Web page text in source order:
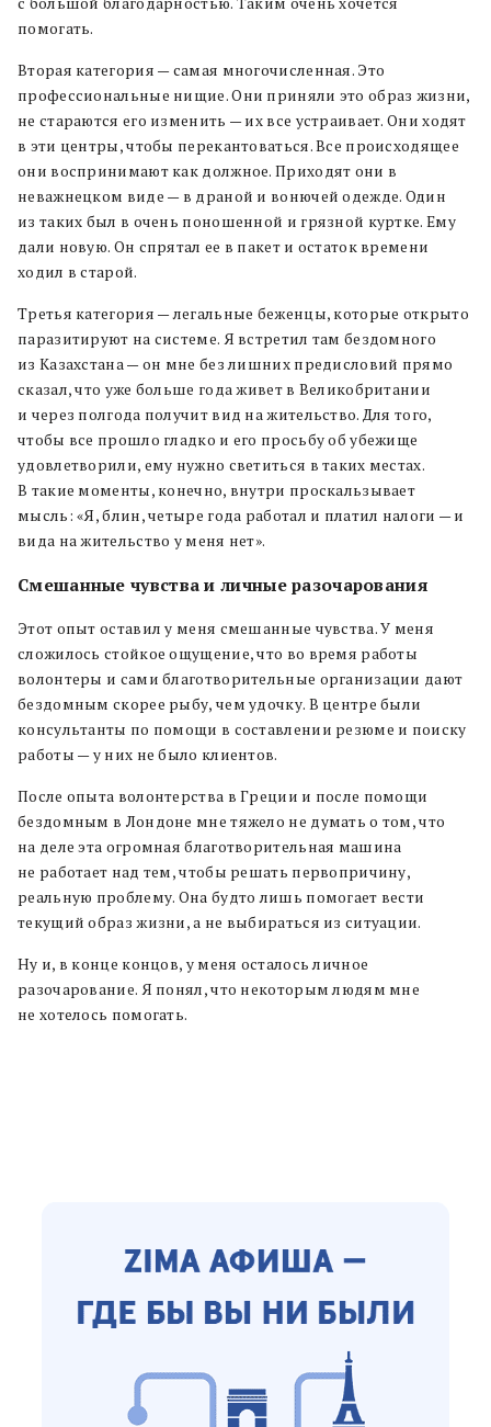
помогать.
Вторая категория — самая многочисленная. Это
профессиональные нищие. Они приняли это образ жизни,
не стараются его изменить — их все устраивает. Они ходят
в эти центры, чтобы перекантоваться. Все происходящее
они воспринимают как должное. Приходят они в
неважнецком виде — в драной и вонючей одежде. Один
из таких был в очень поношенной и грязной куртке. Ему
дали новую. Он спрятал ее в пакет и остаток времени
ходил в старой.
Третья категория — легальные беженцы, которые открыто
паразитируют на системе. Я встретил там бездомного
из Казахстана — он мне без лишних предисловий прямо
сказал, что уже больше года живет в Великобритании
и через полгода получит вид на жительство. Для того,
чтобы все прошло гладко и его просьбу об убежище
удовлетворили, ему нужно светиться в таких местах.
В такие моменты, конечно, внутри проскальзывает
мысль: «Я, блин, четыре года работал и платил налоги — и
вида на жительство у меня нет».
Смешанные чувства и личные разочарования
Этот опыт оставил у меня смешанные чувства. У меня
сложилось стойкое ощущение, что во время работы
волонтеры и сами благотворительные организации дают
бездомным скорее рыбу, чем удочку. В центре были
консультанты по помощи в составлении резюме и поиску
работы — у них не было клиентов.
После опыта волонтерства в Греции и после помощи
бездомным в Лондоне мне тяжело не думать о том, что
на деле эта огромная благотворительная машина
не работает над тем, чтобы решать первопричину,
реальную проблему. Она будто лишь помогает вести
текущий образ жизни, а не выбираться из ситуации.
Ну и, в конце концов, у меня осталось личное
разочарование. Я понял, что некоторым людям мне
не хотелось помогать.